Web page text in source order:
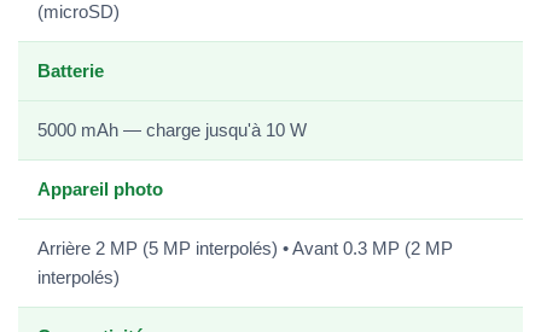
(microSD)
Batterie
5000 mAh — charge jusqu'à 10 W
Appareil photo
Arrière 2 MP (5 MP interpolés) • Avant 0.3 MP (2 MP
interpolés)